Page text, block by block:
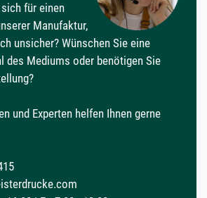
für einen
Manufaktur,
unsicher? Wünschen Sie eine
des Mediums oder benötigen Sie
und Experten helfen Ihnen gerne